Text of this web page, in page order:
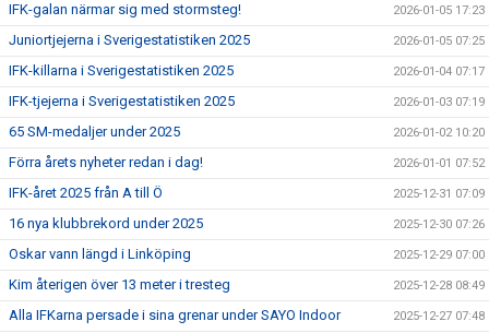
IFK-galan närmar sig med stormsteg! 2026-01-05 17:23
Juniortjejerna i Sverigestatistiken 2025 2026-01-05 07:25
IFK-killarna i Sverigestatistiken 2025 2026-01-04 07:17
IFK-tjejerna i Sverigestatistiken 2025 2026-01-03 07:19
65 SM-medaljer under 2025 2026-01-02 10:20
Förra årets nyheter redan i dag! 2026-01-01 07:52
IFK-året 2025 från A till Ö 2025-12-31 07:09
16 nya klubbrekord under 2025 2025-12-30 07:26
Oskar vann längd i Linköping 2025-12-29 07:00
Kim återigen över 13 meter i tresteg 2025-12-28 08:49
Alla IFKarna persade i sina grenar under SAYO Indoor 2025-12-27 07:48